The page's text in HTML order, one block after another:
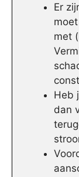
Er
met
Heb
dan